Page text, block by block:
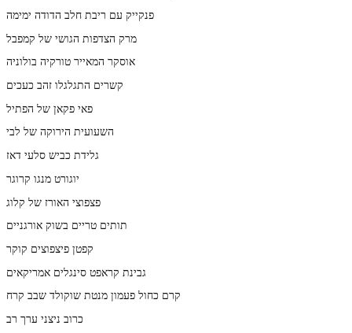
פנקייק עם ריבת חלב הדודה ימימה
מרק הצדפות הגושי של קמפבל
אוסקר המאייר טורקיה בולוניה
קשרים התגלגלו זהב כעכים
פאי פקאן של הפתיל
השעועית הירוקה של לבי
גלידת כביש סלעי דאז
יוגורט מנגו קרוגר
פצפוצי האורז של קלוג
תותים טריים בשוק אורגניים
קפטן פיצפוצים קוקר
גבינת קראפט סינגלים אמריקאים
קרם כחול פעמון מנטת שוקולד שבב קרח
כרוב ניצני ערך רב